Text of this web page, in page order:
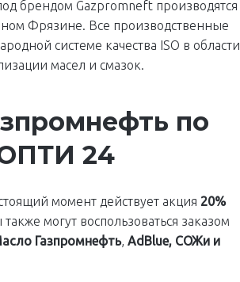
брендом Gazpromneft производятся
Фрязине. Все производственные
системе качества ISO в области
масел и смазок.
по
24
момент действует акция 20%
могут воспользоваться заказом
Газпромнефть, AdBlue, СОЖи и